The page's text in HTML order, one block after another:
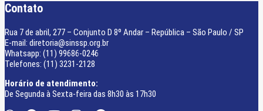
Contato
Rua 7 de abril, 277 – Conjunto D 8º Andar – República – São Paulo / SP
E-mail: diretoria@sinssp.org.br
Whatsapp: (11) 99686-0246
Telefones: (11) 3231-2128
Horário de atendimento:
De Segunda à Sexta-feira das 8h30 às 17h30